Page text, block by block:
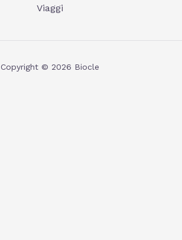
Viaggi
Copyright © 2026 Biocle